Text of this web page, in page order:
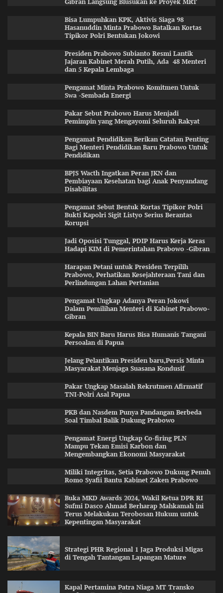
Bisa Lumpuhkan KPK, Aktivis Siaga 98
Hasanuddin Minta Prabowo Batalkan Kortas
Tipikor Polri Bentukan Jokowi
Presiden Prabowo Subianto Resmi Lantik
Jajaran Kabinet Merah Putih, Ada 48 Menteri
dan 5 Kepala Lembaga
Pengamat Minta Prabowo Komitmen Untuk
Swa -Sembada Energi
Pakar Sebut Prabowo Harus Menjadi
Pemimpin yang Mengayomi Seluruh Rakyat
Pengamat Pendidikan Berikan Catatan Penting
Bagi Menteri Pendidikan Baru Prabowo Untuk
Pendidikan
BPJS Wacth Ingatkan Peran JKN dan
Pembiayaan Kesehatan bagi Anak Penyandang
Disabilitas
Pengamat Sebut Bentuk Kortas Tipikor Polri
Bukti Kapolri Sigit Listyo Serius Berantas
Korupsi
Jadi Oposisi Tunggal, PDIP Harus Kerja Keras
Hadapi KIM di Pemerintahan Prabowo -Gibran
Harapan Petani untuk Presiden Terpilih
Prabowo, Perhatikan Kesejahteraan Tani dan
Perlindungan Lahan Pertanian
Pengamat Ungkap Adanya Peran Jokowi
Dalam Pemilihan Menteri di Kabinet Prabowo-
Gibran
Kepala BIN Baru Harus Bisa Humanis Tangani
Persoalan di Papua
Jelang Pelantikan Presiden baru,Persis Minta
Masyarakat Menjaga Suasana Kondusif
Pakar Ungkap Masalah Rekrutmen Afirmatif
TNI-Polri Asal Papua
PKB dan Nasdem Punya Pandangan Berbeda
Soal Timbal Balik Dukung Prabowo
Pengamat Energi Ungkap Co-firing PLN
Mampu Tekan Emisi Karbon dan
Mengembangkan Ekonomi Masyarakat
Miliki Integritas, Setia Prabowo Dukung Penuh
Romo Syafii Bantu Kabinet Zaken Prabowo
Buka MKD Awards 2024, Wakil Ketua DPR RI
Sufmi Dasco Ahmad Berharap Mahkamah ini
Terus Melakukan Terobosan Hukum untuk
Kepentingan Masyarakat
Strategi PHR Regional 1 Jaga Produksi Migas
di Tengah Tantangan Lapangan Mature
Kapal Pertamina Patra Niaga MT Transko